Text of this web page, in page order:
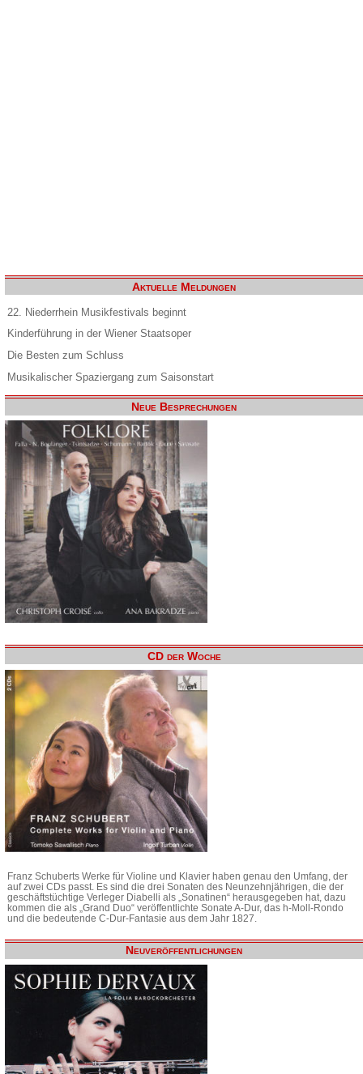
Aktuelle Meldungen
22. Niederrhein Musikfestivals beginnt
Kinderführung in der Wiener Staatsoper
Die Besten zum Schluss
Musikalischer Spaziergang zum Saisonstart
Neue Besprechungen
CD der Woche
Franz Schuberts Werke für Violine und Klavier haben genau den Umfang, der
auf zwei CDs passt. Es sind die drei Sonaten des Neunzehnjährigen, die der
geschäftstüchtige Verleger Diabelli als „Sonatinen“ herausgegeben hat, dazu
kommen die als „Grand Duo“ veröffentlichte Sonate A-Dur, das h-Moll-Rondo
und die bedeutende C-Dur-Fantasie aus dem Jahr 1827.
Neuveröffentlichungen